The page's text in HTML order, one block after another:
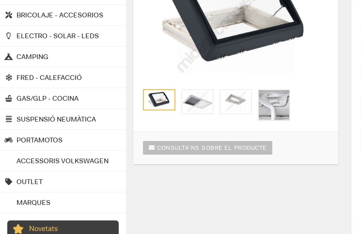
BRICOLAJE - ACCESORIOS
ELECTRO - SOLAR - LEDS
CAMPING
FRED - CALEFACCIÓ
GAS/GLP - COCINA
SUSPENSIÓ NEUMÀTICA
PORTAMOTOS
ACCESSORIS VOLKSWAGEN
OUTLET
MARQUES
Novetats
CONSULTA'NS SOBRE EL PRODUCTE